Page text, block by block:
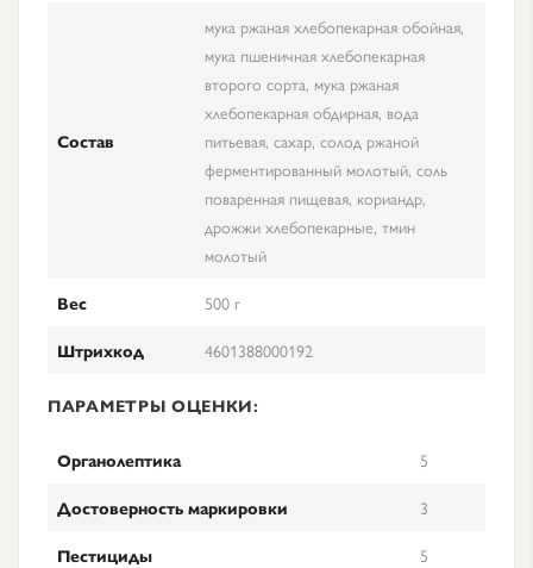
Состав
мука ржаная хлебопекарная обойная,
мука пшеничная хлебопекарная
второго сорта, мука ржаная
хлебопекарная обдирная, вода
питьевая, сахар, солод ржаной
ферментированный молотый, соль
поваренная пищевая, кориандр,
дрожжи хлебопекарные, тмин
молотый
Вес
500 г
Штрихкод
4601388000192
ПАРАМЕТРЫ ОЦЕНКИ:
Органолептика
5
Достоверность маркировки
3
Пестициды
5